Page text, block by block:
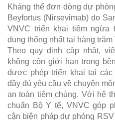
Kháng thể đơn dòng dự
Beyfortus (Nirsevimab) do
VNVC triển khai tiêm ngừa
dụng thống nhất tại hàng trăm
Theo quy định cập nhật,
không còn giới hạn trong
được phép triển khai tại
đầy đủ yêu cầu về chuyên
an toàn tiêm chủng. Với hệ
chuẩn Bộ Y tế, VNVC góp
cận biện pháp dự phòng